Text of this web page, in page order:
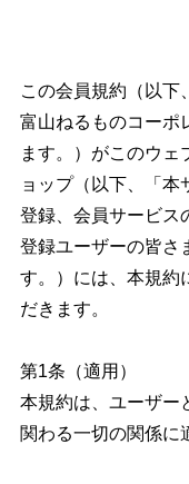
この会員規約（以下
富山ねるものコーポ
ます。）がこのウェ
ョップ（以下、「本
登録、会員サービス
登録ユーザーの皆さ
す。）には、本規約
だきます。
第1条（適用）
本規約は、ユーザー
関わる一切の関係に